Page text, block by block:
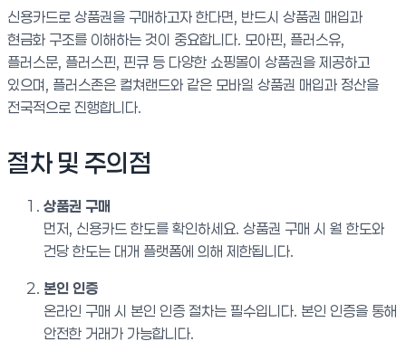
신용카드로 상품권을 구매하고자 한다면, 반드시 상품권 매입과
현금화 구조를 이해하는 것이 중요합니다. 모아핀, 플러스유,
플러스문, 플러스핀, 핀큐 등 다양한 쇼핑몰이 상품권을 제공하고
있으며, 플러스존은 컬쳐랜드와 같은 모바일 상품권 매입과 정산을
전국적으로 진행합니다.
절차 및 주의점
상품권 구매
먼저, 신용카드 한도를 확인하세요. 상품권 구매 시 월 한도와
건당 한도는 대개 플랫폼에 의해 제한됩니다.
본인 인증
온라인 구매 시 본인 인증 절차는 필수입니다. 본인 인증을 통해
안전한 거래가 가능합니다.